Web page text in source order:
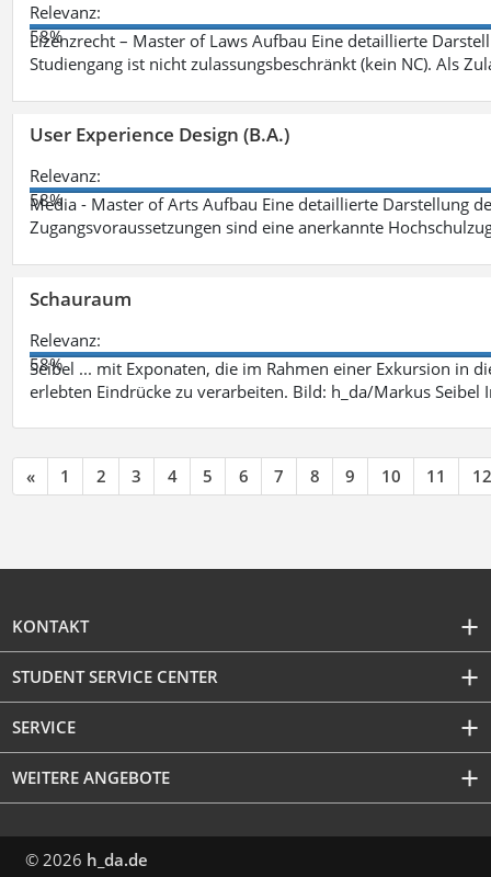
Relevanz:
58%
Lizenzrecht – Master of Laws Aufbau Eine detaillierte
Studiengang ist nicht zulassungsbeschränkt (kein NC). Als
User Experience Design (B.A.)
Relevanz:
58%
Media - Master of Arts Aufbau Eine detaillierte Darstellung
Zugangsvoraussetzungen sind eine anerkannte
Schauraum
Relevanz:
58%
Seibel ... mit Exponaten, die im Rahmen einer Exkursion in
erlebten Eindrücke zu verarbeiten. Bild: h_da/Markus Seibel
« 1 2 3 4 5 6 7 8 9 10 11 12
KONTAKT
STUDENT SERVICE CENTER
SERVICE
WEITERE ANGEBOTE
© 2026 h_da.de